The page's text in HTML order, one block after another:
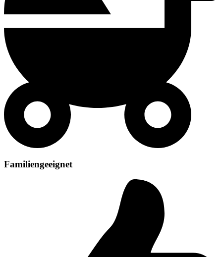
Familiengeeignet